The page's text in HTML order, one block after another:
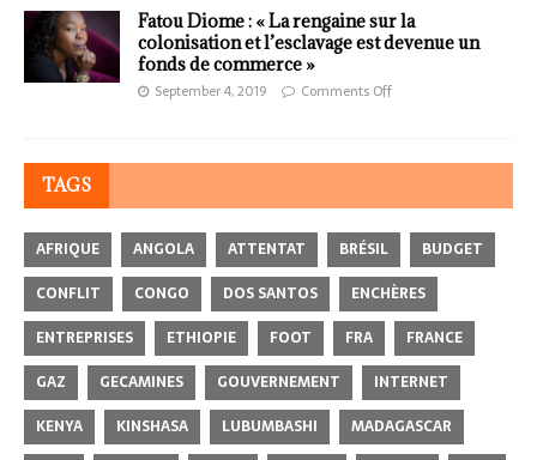
Fatou Diome : « La rengaine sur la
colonisation et l’esclavage est devenue un
fonds de commerce »
September 4, 2019 Comments Off
TAGS
AFRIQUE ANGOLA ATTENTAT BRÉSIL
BUDGET
CONFLIT
CONGO DOS SANTOS
ENCHÈRES
ENTREPRISES
ETHIOPIE FOOT FRA
FRANCE
GAZ
GECAMINES GOUVERNEMENT
INTERNET
KENYA
KINSHASA LUBUMBASHI
MADAGASCAR